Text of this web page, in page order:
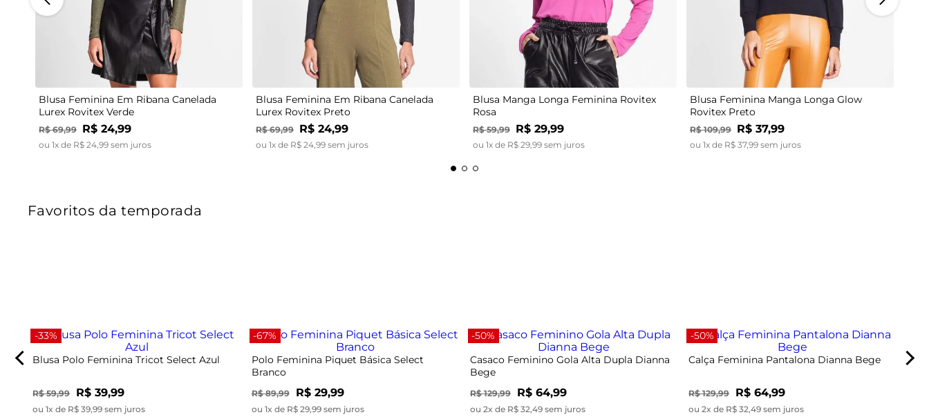
Blusa Feminina Em Ribana Canelada
Lurex Rovitex Verde
R$ 69,99 R$ 24,99
ou 1x de R$ 24 99 sem juros
Blusa Feminina Em Ribana Canelada
Lurex Rovitex Preto
R$ 69,99 R$ 24,99
ou 1x de R$ 24 99 sem juros
P M G GG
Blusa Manga Longa Feminina Rovitex
Rosa
R$ 59,99 R$ 29,99
ou 1x de R$ 29 99 sem juros
G
Blusa Feminina Manga Longa Glow
Rovitex Preto
R$ 109,99 R$ 37,99
ou 1x de R$ 37,99 sem juros
Favoritos da temporada
-33%
Blusa Polo Feminina Tricot Select Azul
R$ 59,99 R$ 39,99
ou 1x de R$ 39,99 sem juros
-67%
Polo Feminina Piquet Básica Select
Branco
R$ 89,99 R$ 29,99
ou 1x de R$ 29,99 sem juros
-50%
Casaco Feminino Gola Alta Dupla Dianna
Bege
R$ 129,99 R$ 64,99
ou 2x de R$ 32,49 sem juros
-50%
Calça Feminina Pantalona Dianna Bege
R$ 129,99 R$ 64,99
ou 2x de R$ 32,49 sem juros